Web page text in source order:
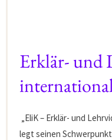
Erklär- und
„EliK – Erklär- und
legt seinen